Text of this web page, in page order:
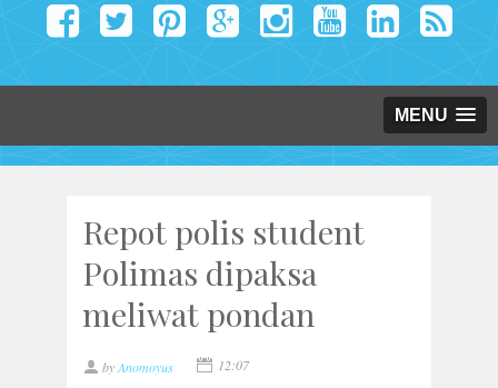
MENU
Repot polis student
Polimas dipaksa
meliwat pondan
byAnomoyus 12:07